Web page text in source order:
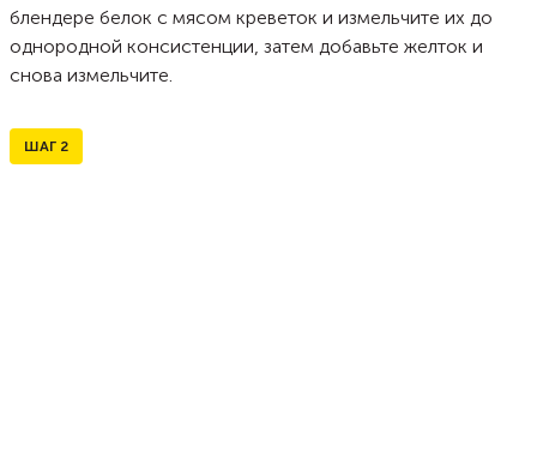
блендере белок с мясом креветок и измельчите их до
однородной консистенции, затем добавьте желток и
снова измельчите.
ШАГ 2